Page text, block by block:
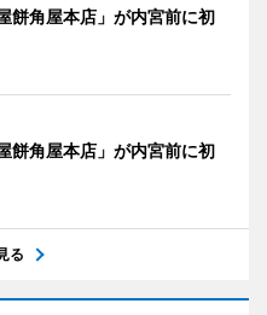
餅角屋本店」が内宮前に初
餅角屋本店」が内宮前に初
る